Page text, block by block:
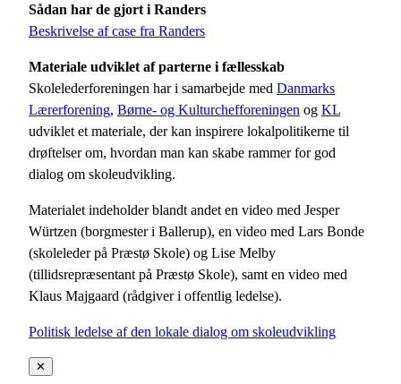
Sådan har de gjort i Randers
Beskrivelse af case fra Randers
Materiale udviklet af parterne i fællesskab
Skolelederforeningen har i samarbejde med Danmarks
Lærerforening, Børne- og Kulturchefforeningen og KL
udviklet et materiale, der kan inspirere lokalpolitikerne til
drøftelser om, hvordan man kan skabe rammer for god
dialog om skoleudvikling.
Materialet indeholder blandt andet en video med Jesper
Würtzen (borgmester i Ballerup), en video med Lars Bonde
(skoleleder på Præstø Skole) og Lise Melby
(tillidsrepræsentant på Præstø Skole), samt en video med
Klaus Majgaard (rådgiver i offentlig ledelse).
Politisk ledelse af den lokale dialog om skoleudvikling
✕